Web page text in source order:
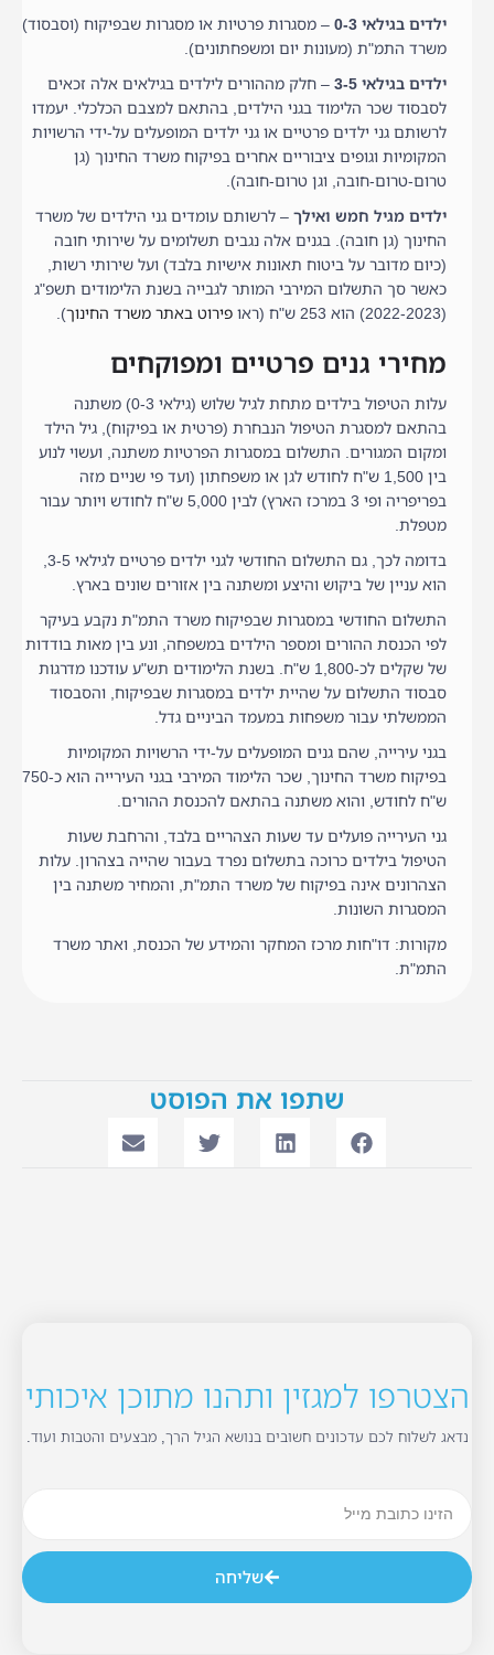
ילדים בגילאי 0-3
– מסגרות פרטיות או מסגרות שבפיקוח (וסבסוד)
משרד התמ"ת (מעונות יום ומשפחתונים).
ילדים בגילאי 3-5
– חלק מההורים לילדים בגילאים אלה זכאים
לסבסוד שכר הלימוד בגני הילדים, בהתאם למצבם הכלכלי. יעמדו
לרשותם גני ילדים פרטיים או גני ילדים המופעלים על-ידי הרשויות
המקומיות וגופים ציבוריים אחרים בפיקוח משרד החינוך (גן
טרום-טרום-חובה, וגן טרום-חובה).
ילדים מגיל חמש ואילך– לרשותם עומדים גני הילדים של משרד
החינוך (גן חובה). בגנים אלה נגבים תשלומים על שירותי חובה
(כיום מדובר על ביטוח תאונות אישיות בלבד) ועל שירותי רשות,
כאשר סך התשלום המירבי המותר לגבייה בשנת הלימודים תשפ"ג
(2022-2023) הוא 253 ש"ח (ראו
פירוט באתר משרד החינוך).
מחירי גנים פרטיים ומפוקחים
עלות הטיפול בילדים מתחת לגיל שלוש (גילאי 0-3) משתנה
בהתאם למסגרת הטיפול הנבחרת (פרטית או בפיקוח), גיל הילד
ומקום המגורים. התשלום במסגרות הפרטיות משתנה, ועשוי לנוע
בין 1,500 ש"ח לחודש לגן או משפחתון (ועד פי שניים מזה
בפריפריה ופי 3 במרכז הארץ) לבין 5,000 ש"ח לחודש ויותר עבור
מטפלת.
בדומה לכך, גם התשלום החודשי לגני ילדים פרטיים לגילאי 3-5,
הוא עניין של ביקוש והיצע ומשתנה בין אזורים שונים בארץ.
התשלום החודשי במסגרות שבפיקוח משרד התמ"ת נקבע בעיקר
לפי הכנסת ההורים ומספר הילדים במשפחה, ונע בין מאות בודדות
של שקלים לכ-1,800 ש"ח. בשנת הלימודים תש"ע עודכנו מדרגות
סבסוד התשלום על שהיית ילדים במסגרות שבפיקוח, והסבסוד
הממשלתי עבור משפחות במעמד הביניים גדל.
בגני עירייה, שהם גנים המופעלים על-ידי הרשויות המקומיות
בפיקוח משרד החינוך, שכר הלימוד המירבי בגני העירייה הוא כ-750
ש"ח לחודש, והוא משתנה בהתאם להכנסת ההורים.
גני העירייה פועלים עד שעות הצהריים בלבד, והרחבת שעות
הטיפול בילדים כרוכה בתשלום נפרד בעבור שהייה בצהרון. עלות
הצהרונים אינה בפיקוח של משרד התמ"ת, והמחיר משתנה בין
המסגרות השונות.
מקורות: דו"חות מרכז המחקר והמידע של הכנסת, ואתר משרד
התמ"ת.
שתפו את הפוסט
הצטרפו למגזין ותהנו מתוכן איכותי
נדאג לשלוח לכם עדכונים חשובים בנושא הגיל הרך, מבצעים והטבות ועוד.
שליחה